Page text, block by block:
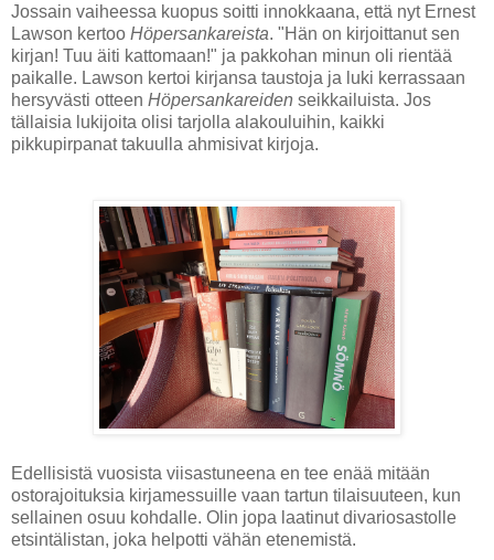
Jossain vaiheessa kuopus soitti innokkaana, että nyt Ernest
Lawson kertoo Höpersankareista. "Hän on kirjoittanut sen
kirjan! Tuu äiti kattomaan!" ja pakkohan minun oli rientää
paikalle. Lawson kertoi kirjansa taustoja ja luki kerrassaan
hersyvästi otteen Höpersankareiden seikkailuista. Jos
tällaisia lukijoita olisi tarjolla alakouluihin, kaikki
pikkupirpanat takuulla ahmisivat kirjoja.
Edellisistä vuosista viisastuneena en tee enää mitään
ostorajoituksia kirjamessuille vaan tartun tilaisuuteen, kun
sellainen osuu kohdalle. Olin jopa laatinut divariosastolle
etsintälistan, joka helpotti vähän etenemistä.